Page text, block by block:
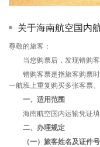
关于海南航空国内
尊敬的旅客：
当您购票后，发现错购客
错购客票是指旅客购票时
一航班上重复购买多张客票
一、适用范围
海南航空国内运输凭证填
二、办理规定
（一）旅客姓名及证件